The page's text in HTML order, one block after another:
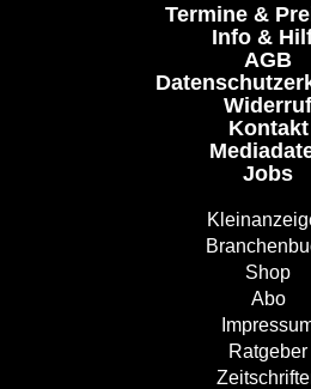
Termine &
Info &
AGB
Widerruf
Kontakt
Jobs
Shop
Abo
Ratgeber